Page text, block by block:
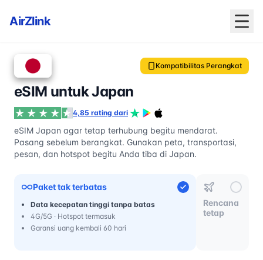
AirZlink
Kompatibilitas Perangkat
eSIM untuk Japan
4,85 rating dari
eSIM Japan agar tetap terhubung begitu mendarat.
Pasang sebelum berangkat. Gunakan peta, transportasi,
pesan, dan hotspot begitu Anda tiba di Japan.
Paket tak terbatas
Data kecepatan tinggi tanpa batas
4G/5G · Hotspot termasuk
Garansi uang kembali 60 hari
Rencana
tetap